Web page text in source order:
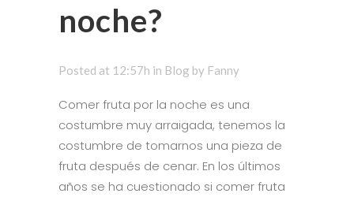
noche?
Posted at 12:57h in Blog by Fanny
Comer fruta por la noche es una
costumbre muy arraigada, tenemos la
costumbre de tomarnos una pieza de
fruta después de cenar. En los últimos
años se ha cuestionado si comer fruta